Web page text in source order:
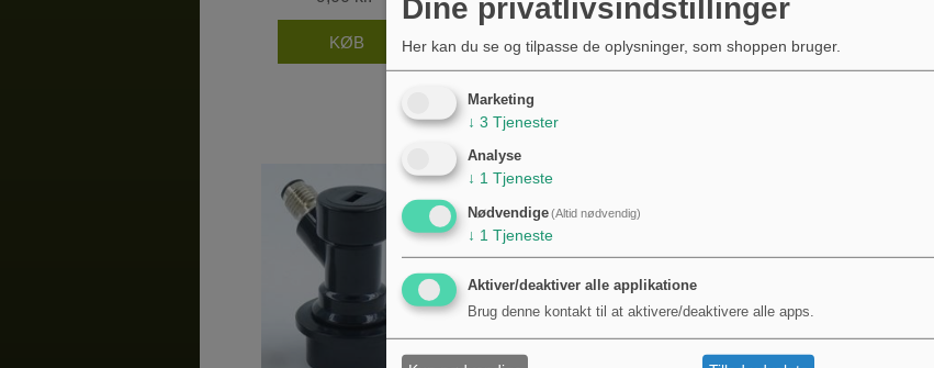
Dine privatlivsindstillinger
Her kan du se og tilpasse de oplysninger, som shoppen bruger.
Marketing
↓ 3 Tjenester
Analyse
↓ 1 Tjeneste
Nødvendige(Altid nødvendig)
↓ 1 Tjeneste
Aktiver/deaktiver alle applikatione
Brug denne kontakt til at aktivere/deaktivere alle apps.